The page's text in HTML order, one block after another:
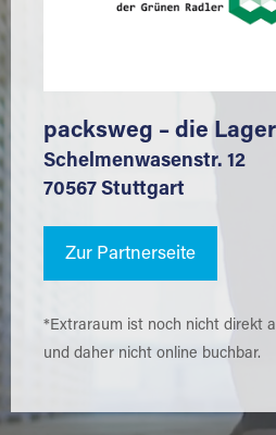
packsweg – die
Schelmenwasenstr. 12
70567 Stuttgart
Zur Partnerseite
*Extraraum ist noch nicht direkt
und daher nicht online buchbar.